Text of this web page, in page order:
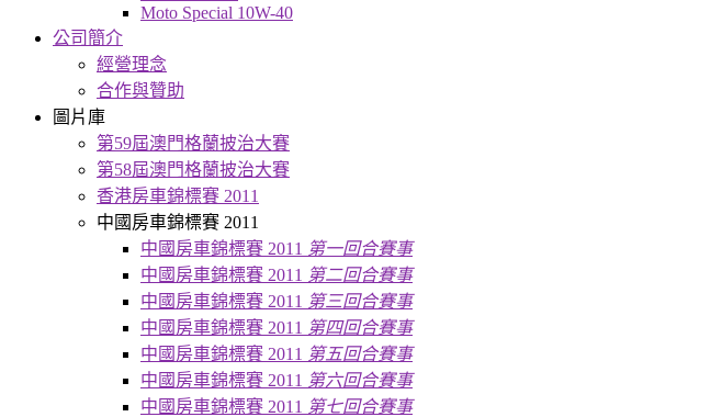
Moto Special 10W-40
公司簡介
經營理念
合作與贊助
圖片庫
第59屆澳門格蘭披治大賽
第58屆澳門格蘭披治大賽
香港房車錦標賽 2011
中國房車錦標賽 2011
中國房車錦標賽 2011 第一回合賽事
中國房車錦標賽 2011 第二回合賽事
中國房車錦標賽 2011 第三回合賽事
中國房車錦標賽 2011 第四回合賽事
中國房車錦標賽 2011 第五回合賽事
中國房車錦標賽 2011 第六回合賽事
中國房車錦標賽 2011 第七回合賽事